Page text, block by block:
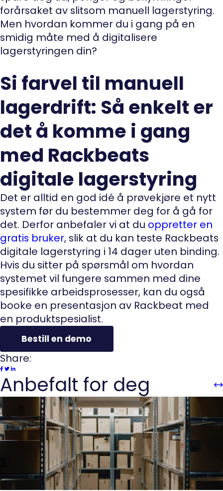
forårsaket av slitsom manuell lagerstyring.
Men hvordan kommer du i gang på en
smidig måte med å digitalisere
lagerstyringen din?
Si farvel til manuell
lagerdrift: Så enkelt er
det å komme i gang
med Rackbeats
digitale lagerstyring
Det er alltid en god idé å prøvekjøre et nytt
system før du bestemmer deg for å gå for
det. Derfor anbefaler vi at du oppretter en
gratis bruker, slik at du kan teste Rackbeats
digitale lagerstyring i 14 dager uten binding.
Hvis du sitter på spørsmål om hvordan
systemet vil fungere sammen med dine
spesifikke arbeidsprosesser, kan du også
booke en presentasjon av Rackbeat med
en produktspesialist.
Bestill en demo
Share:
Anbefalt for deg